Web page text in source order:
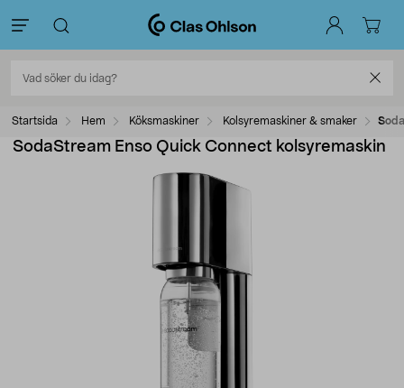
Startsida Hem Köksmaskiner Kolsyremaskiner & smaker
SodaStream Enso Quick Connect kolsyremaskin